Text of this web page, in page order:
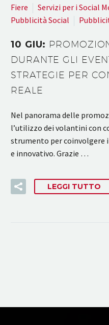
Fiere
Servizi per i Social
Pubblicità Social
10 GIU:
DURANTE GLI
STRATEGIE PER
REALE
Nel panorama delle
l’utilizzo dei volantini con
strumento per
e innovativo. Grazie …
LEGGI TUTTO